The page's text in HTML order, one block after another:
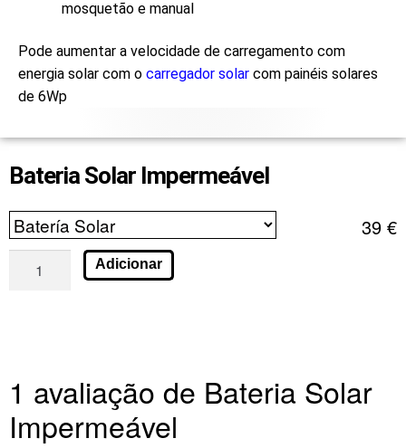
mosquetão e manual
Pode aumentar a velocidade de carregamento com
energia solar com o carregador solar com painéis solares
de 6Wp
Bateria Solar Impermeável
39 €
Adicionar
1 avaliação de Bateria Solar
Impermeável